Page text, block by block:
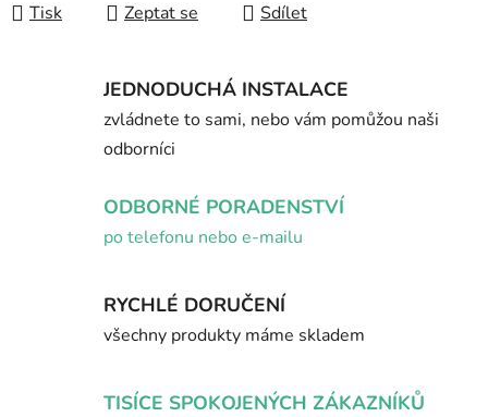
Tisk Zeptat se Sdílet
JEDNODUCHÁ INSTALACE
zvládnete to sami, nebo vám pomůžou naši
odborníci
ODBORNÉ PORADENSTVÍ
po telefonu nebo e-mailu
RYCHLÉ DORUČENÍ
všechny produkty máme skladem
TISÍCE SPOKOJENÝCH ZÁKAZNÍKŮ